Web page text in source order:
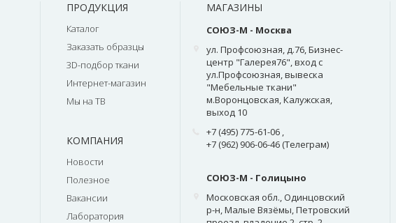
ПРОДУКЦИЯ
Каталог
Заказать образцы
3D-подбор ткани
Интернет-магазин
Мы на ТВ
КОМПАНИЯ
Новости
Полезное
Вакансии
Лаборатория
МАГАЗИНЫ
СОЮЗ-М - Москва
ул. Профсоюзная, д.76, Бизнес-
центр "Галерея76", вход с
ул.Профсоюзная, вывеска
"Мебельные ткани"
м.Воронцовская, Калужская,
выход 10
+7 (495) 775-61-06 ,
+7 (962) 906-06-46 (Телеграм)
СОЮЗ-М - Голицыно
Московская обл., Одинцовский
р-н, Малые Вязёмы, Петровский